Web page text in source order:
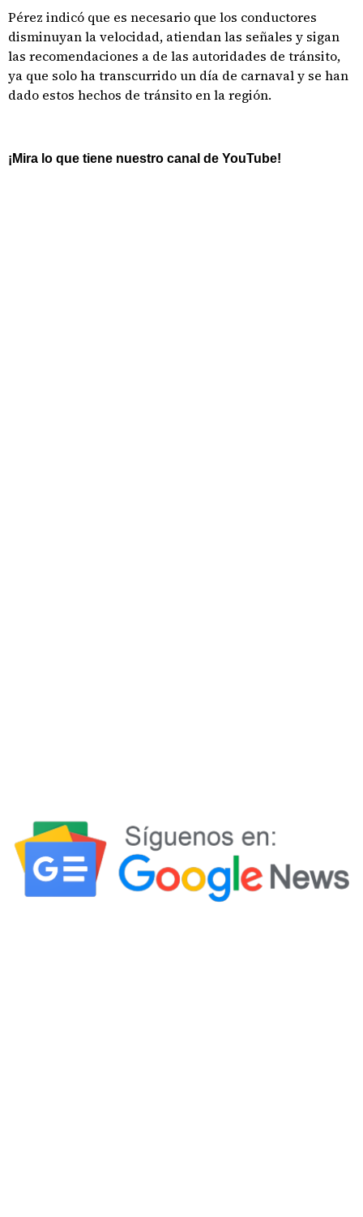
Pérez indicó que es necesario que los conductores
disminuyan la velocidad, atiendan las señales y sigan
las recomendaciones a de las autoridades de tránsito,
ya que solo ha transcurrido un día de carnaval y se han
dado estos hechos de tránsito en la región.
¡Mira lo que tiene nuestro canal de YouTube!